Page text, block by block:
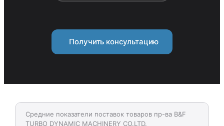
Получить консультацию
Средние показатели поставок товаров пр-ва B&F
TURBO DYNAMIC MACHINERY CO.LTD.